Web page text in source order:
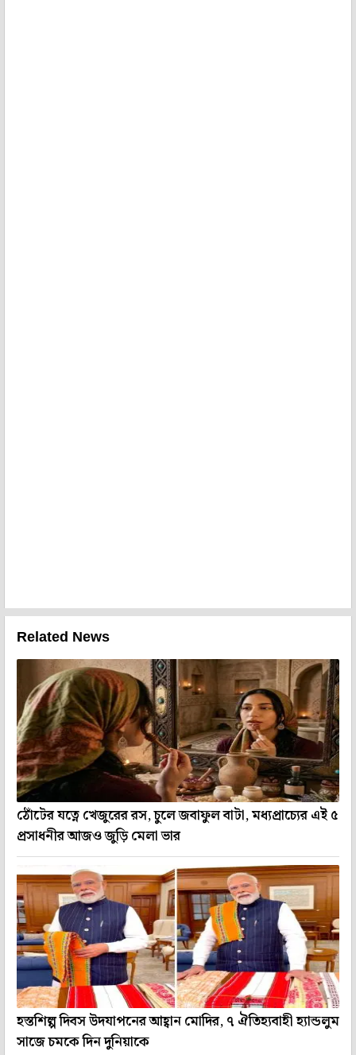
Related News
ঠোঁটের যত্নে খেজুরের রস, চুলে জবাফুল বাটা, মধ্যপ্রাচ্যের এই ৫
প্রসাধনীর আজও জুড়ি মেলা ভার
হস্তশিল্প দিবস উদযাপনের আহ্বান মোদির, ৭ ঐতিহ্যবাহী হ্যান্ডলুম
সাজে চমকে দিন দুনিয়াকে